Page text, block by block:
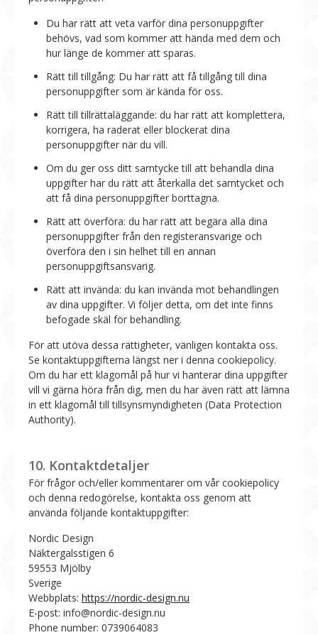
Du har rätt att veta varför dina personuppgifter
behövs, vad som kommer att hända med dem och
hur länge de kommer att sparas.
Rätt till tillgång: Du har rätt att få tillgång till dina
personuppgifter som är kända för oss.
Rätt till tillrättaläggande: du har rätt att komplettera,
korrigera, ha raderat eller blockerat dina
personuppgifter när du vill.
Om du ger oss ditt samtycke till att behandla dina
uppgifter har du rätt att återkalla det samtycket och
att få dina personuppgifter borttagna.
Rätt att överföra: du har rätt att begära alla dina
personuppgifter från den registeransvarige och
överföra den i sin helhet till en annan
personuppgiftsansvarig.
Rätt att invända: du kan invända mot behandlingen
av dina uppgifter. Vi följer detta, om det inte finns
befogade skäl för behandling.
För att utöva dessa rättigheter, vänligen kontakta oss.
Se kontaktuppgifterna längst ner i denna cookiepolicy.
Om du har ett klagomål på hur vi hanterar dina uppgifter
vill vi gärna höra från dig, men du har även rätt att lämna
in ett klagomål till tillsynsmyndigheten (Data Protection
Authority).
10. Kontaktdetaljer
För frågor och/eller kommentarer om vår cookiepolicy
och denna redogörelse, kontakta oss genom att
använda följande kontaktuppgifter:
Nordic Design
Näktergalsstigen 6
59553 Mjölby
Sverige
Webbplats: https://nordic-design.nu
E-post: info@nordic-design.nu
Phone number: 0739064083